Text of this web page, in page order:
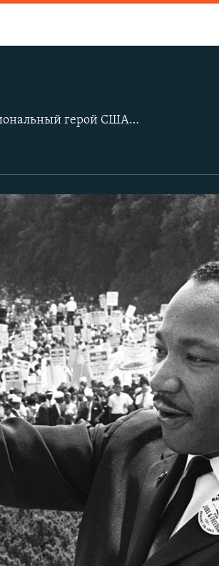
28 августа 1963 года величайший борец за гражданские права, Национальный герой США Мартин Лютер Кинг произнес свою самую известную речь "I have a dream" - "У меня есть мечта", которая стала символом свободолюбия, демократии и равенства. Воззвание правозащитника слушали 300 тысяч американцев, собравшихся в Вашингтоне у мемориала Авраама Линкольна. В этом году исполняется 50 лет ораторскому выступлению легендарного общественного лидера, который своим героизмом и самопожертвованием смог не только изменить сознание сотен миллионов людей, но и повернуть ход истории планеты, в которой больше не должно остаться места социальной несправедливости, экономической и расовой дискриминации, религиозной нетерпимости и человеческой жестокости. Фоторепортаж Азамата Тынаева, Кыргызская служба РСЕ/РС.